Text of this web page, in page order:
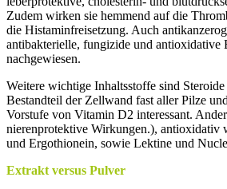
Zudem wirken sie hemmend auf die
die Histaminfreisetzung. Auch
antibakterielle, fungizide und antioxidative
nachgewiesen.
Weitere wichtige Inhaltsstoffe sind
Bestandteil der Zellwand fast aller Pilze
Vorstufe von Vitamin D2 interessant.
nierenprotektive Wirkungen.), antioxidativ
und Ergothionein, sowie Lektine und
Extrakt versus Pulver